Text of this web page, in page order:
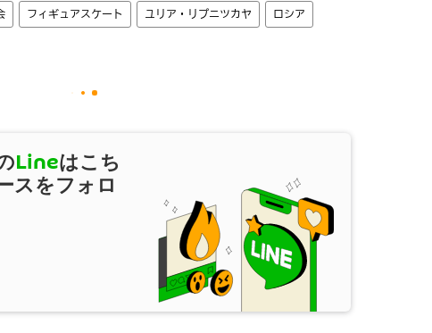
フィギュアスケート ユリア・リプニツカヤ ロシア
Lineはこち
スをフォロ